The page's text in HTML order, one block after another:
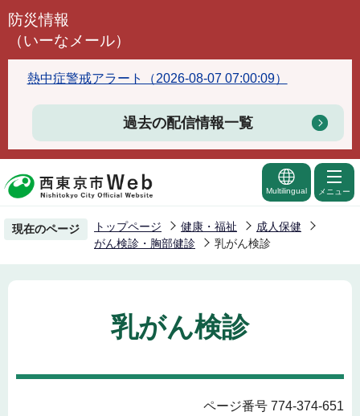
こ
頭
で
防災情報
（いーなメール）
熱中症警戒アラート（2026-08-07 07:00:09）
過去の配信情報一覧
Multilingual メニュー
現在のページ トップページ 健康・福祉
成人保健
がん検診・胸部健診
乳がん検診
乳がん検診
ページ番号 774-374-651